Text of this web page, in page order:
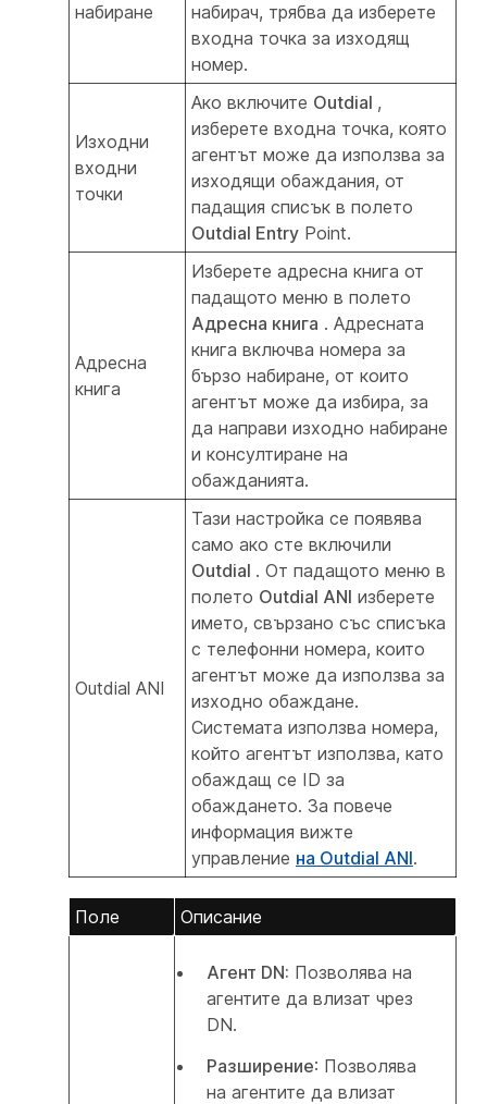
набиране
набирач, трябва да изберете
входна точка за изходящ
номер.
Изходни
входни
точки
Ако включите Outdial ,
изберете входна точка, която
агентът може да използва за
изходящи обаждания, от
падащия списък в полето
Outdial Entry Point.
Адресна
книга
Изберете адресна книга от
падащото меню в полето
Адресна книга . Адресната
книга включва номера за
бързо набиране, от които
агентът може да избира, за
да направи изходно набиране
и консултиране на
обажданията.
Outdial ANI
Тази настройка се появява
само ако сте включили
Outdial . От падащото меню в
полето Outdial ANI изберете
името, свързано със списъка
с телефонни номера, които
агентът може да използва за
изходно обаждане.
Системата използва номера,
който агентът използва, като
обаждащ се ID за
обаждането. За повече
информация вижте
управление на Outdial ANI.
Поле Описание
Агент DN: Позволява на
агентите да влизат чрез
DN.
Разширение: Позволява
на агентите да влизат